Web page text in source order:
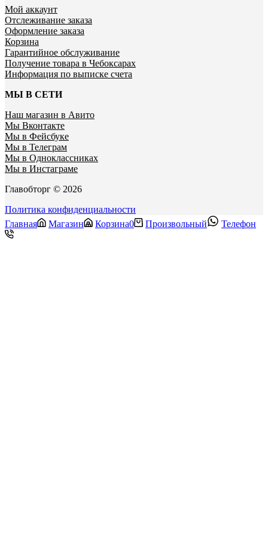
Мой аккаунт
Отслеживание заказа
Оформление заказа
Корзина
Гарантийное обслуживание
Получение товара в Чебоксарах
Информация по выписке счета
МЫ В СЕТИ
Наш магазин в Авито
Мы Вконтакте
Мы в Фейсбуке
Мы в Телеграм
Мы в Одноклассниках
Мы в Инстаграме
Главобторг © 2026
Политика конфиденциальности
Главная
Магазин Корзина0 Произвольный Телефон